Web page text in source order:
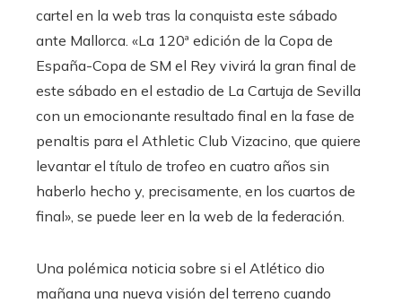
cartel en la web tras la conquista este sábado
ante Mallorca. «La 120ª edición de la Copa de
España-Copa de SM el Rey vivirá la gran final de
este sábado en el estadio de La Cartuja de Sevilla
con un emocionante resultado final en la fase de
penaltis para el Athletic Club Vizacino, que quiere
levantar el título de trofeo en cuatro años sin
haberlo hecho y, precisamente, en los cuartos de
final», se puede leer en la web de la federación.
Una polémica noticia sobre si el Atlético dio
mañana una nueva visión del terreno cuando